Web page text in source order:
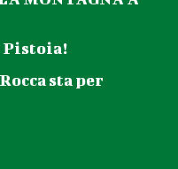
Pistoia!
sta per